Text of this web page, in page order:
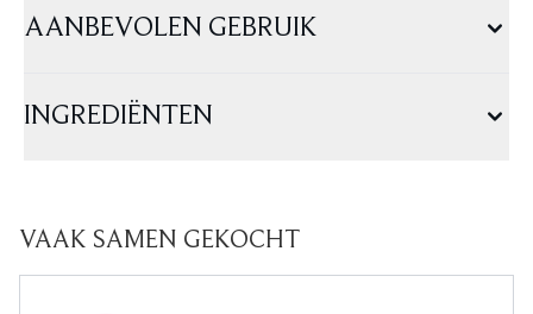
AANBEVOLEN GEBRUIK
INGREDIËNTEN
VAAK SAMEN GEKOCHT